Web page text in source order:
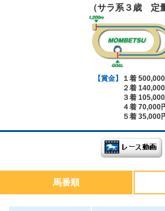
（サラ系３歳 定
【賞金】
１着
２着
３着
４着 70,000
５着 35,000
馬番順